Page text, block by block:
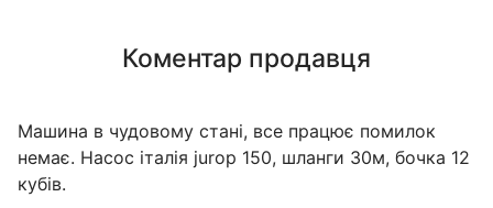
Коментар продавця
Машина в чудовому стані, все працює помилок
немає. Насос італія jurop 150, шланги 30м, бочка 12
кубів.